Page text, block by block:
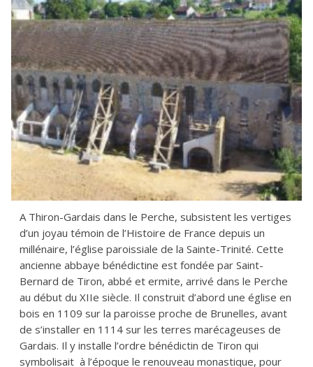
A Thiron-Gardais dans le Perche, subsistent les vertiges
d’un joyau témoin de l’Histoire de France depuis un
millénaire, l’église paroissiale de la Sainte-Trinité. Cette
ancienne abbaye bénédictine est fondée par Saint-
Bernard de Tiron, abbé et ermite, arrivé dans le Perche
au début du XIIe siècle. Il construit d’abord une église en
bois en 1109 sur la paroisse proche de Brunelles, avant
de s’installer en 1114 sur les terres marécageuses de
Gardais. Il y installe l’ordre bénédictin de Tiron qui
symbolisait à l’époque le renouveau monastique, pour